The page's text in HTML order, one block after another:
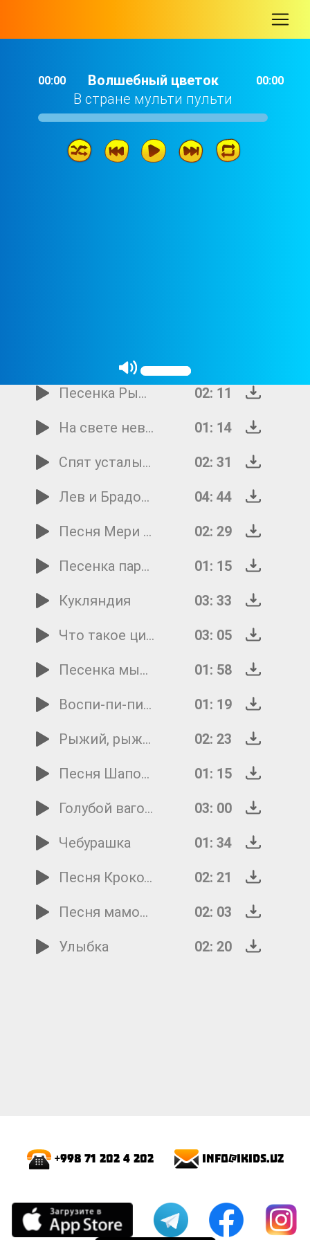
00:00
Волшебный цветок
В стране мульти пульти
00:00
Песенка Рыжехвостенькой
02: 11
На свете невозможное случается
01: 14
Спят усталые игрушки
02: 31
Лев и Брадобрей
04: 44
Песня Мери Поппинс
02: 29
Песенка паровозика
01: 15
Кукляндия
03: 33
Что такое цирк
03: 05
Песенка мышонка
01: 58
Воспи-пи-пи-питание
01: 19
Рыжий, рыжий, конопатый
02: 23
Песня Шапокляк
01: 15
Голубой вагон Гены
03: 00
Чебурашка
01: 34
Песня Крокодила Гены
02: 21
Песня мамонтёнка
02: 03
Улыбка
02: 20
+998 71 202 4 202 info@ikids.uz